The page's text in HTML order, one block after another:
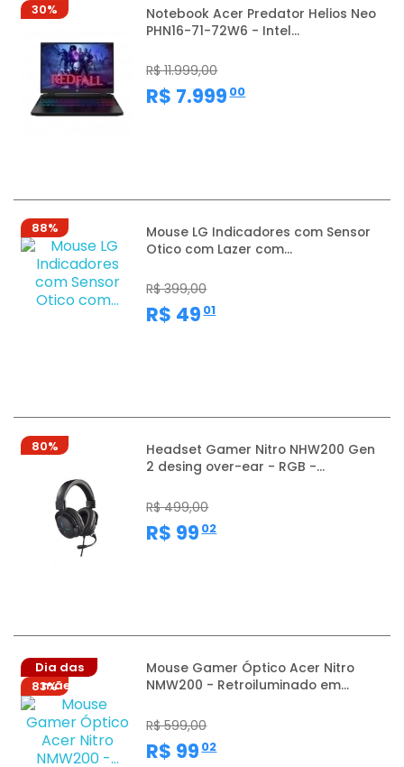
30%
Notebook Acer Predator Helios Neo
PHN16-71-72W6 - Intel...
R$ 11.999,00
R$ 7.999 ,00
88%
Mouse LG Indicadores com Sensor
Otico com Lazer com...
R$ 399,00
R$ 49 ,01
80%
Headset Gamer Nitro NHW200 Gen
2 desing over-ear - RGB -...
R$ 499,00
R$ 99 ,02
Dia das
mães
83%
Mouse Gamer Óptico Acer Nitro
NMW200 - Retroiluminado em...
R$ 599,00
R$ 99 ,02